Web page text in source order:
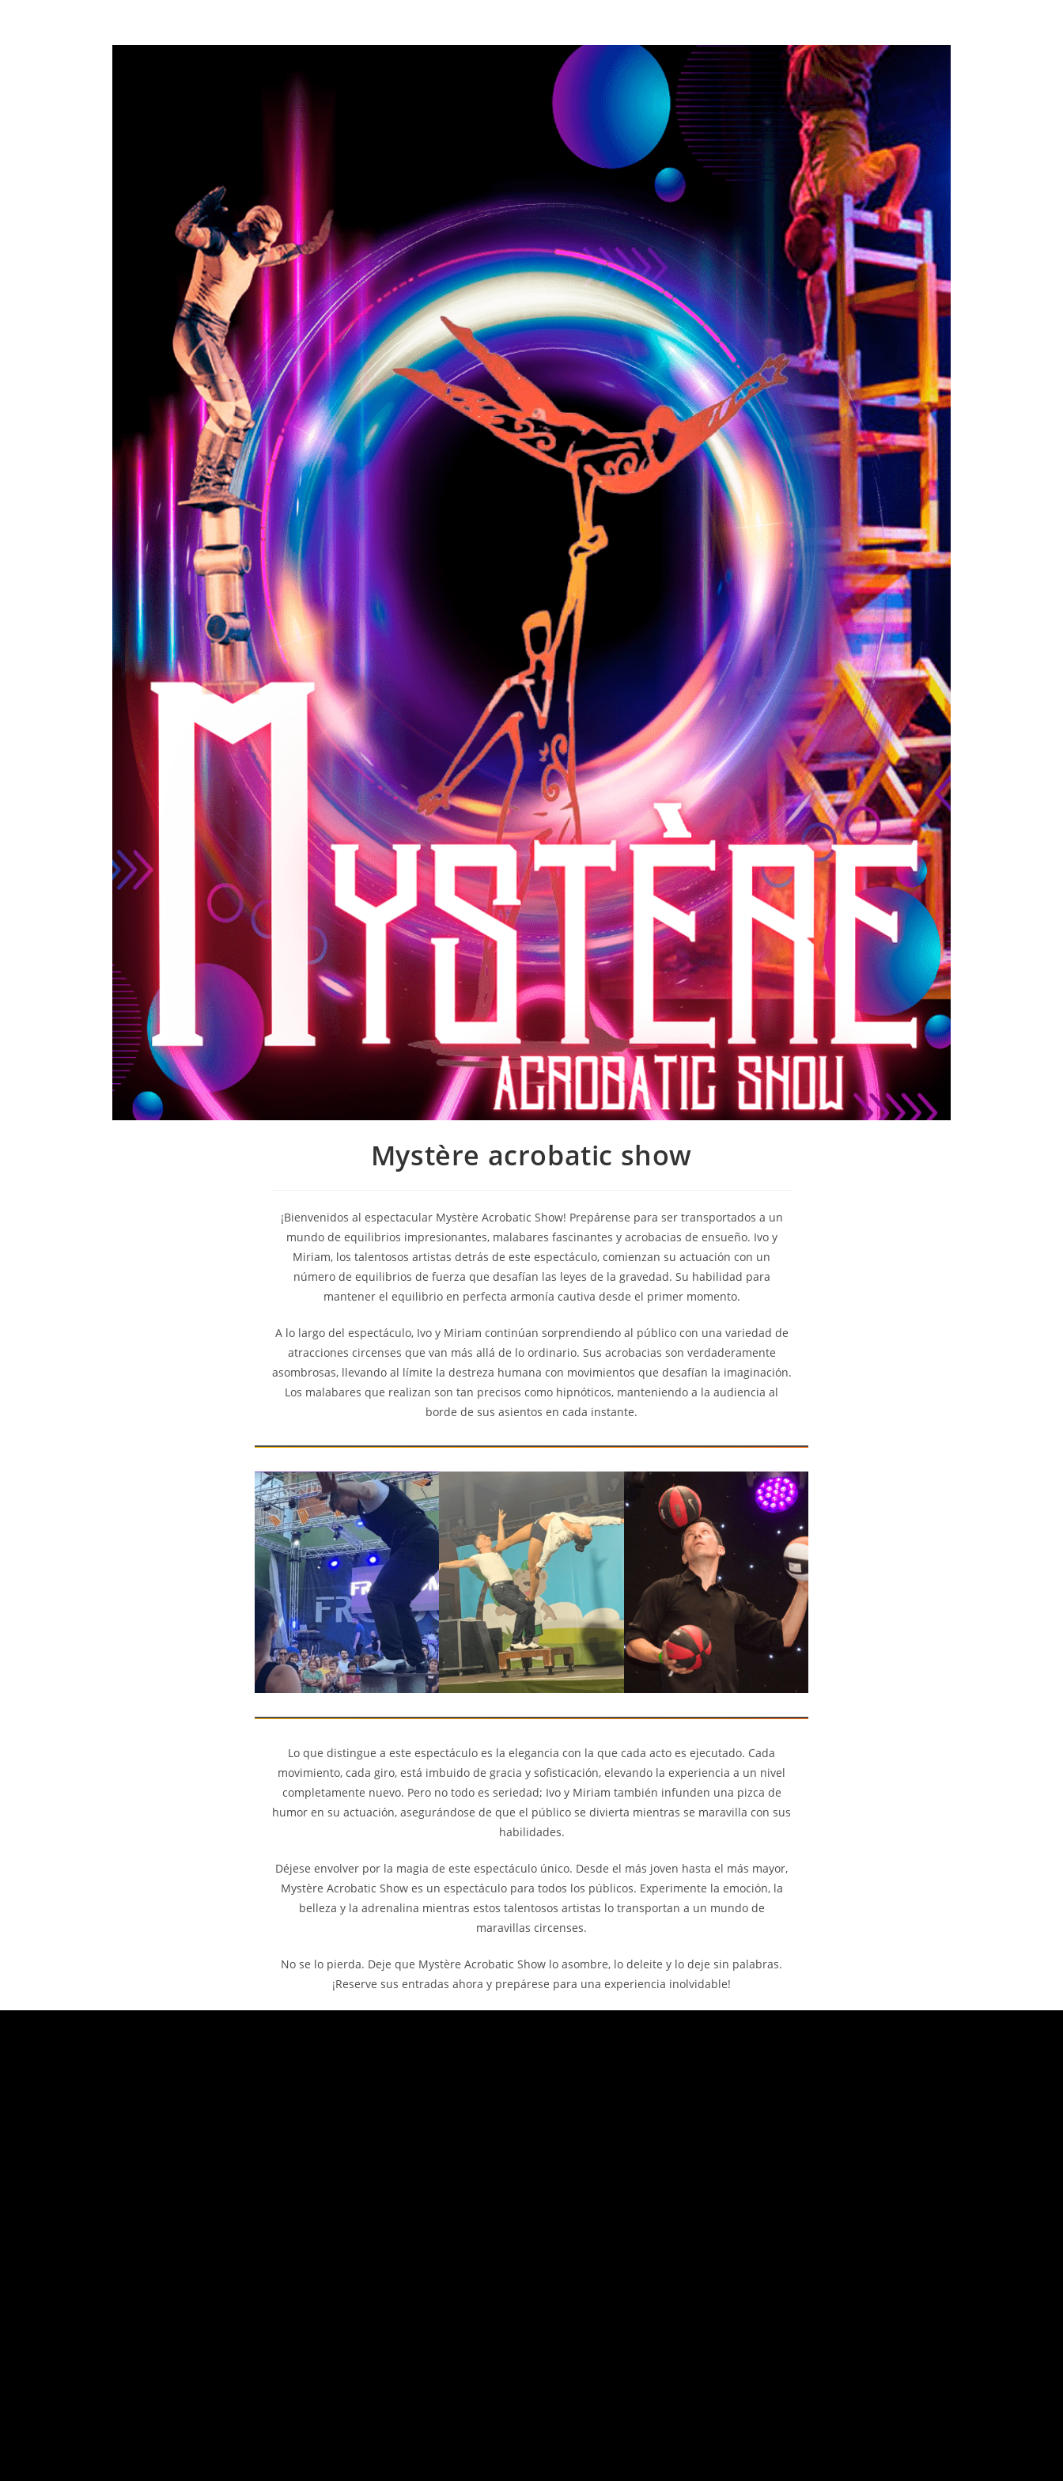
Mystère acrobatic show
¡Bienvenidos al espectacular Mystère Acrobatic Show! Prepárense para ser transportados a un
mundo de equilibrios impresionantes, malabares fascinantes y acrobacias de ensueño. Ivo y
Miriam, los talentosos artistas detrás de este espectáculo, comienzan su actuación con un
número de equilibrios de fuerza que desafían las leyes de la gravedad. Su habilidad para
mantener el equilibrio en perfecta armonía cautiva desde el primer momento.
A lo largo del espectáculo, Ivo y Miriam continúan sorprendiendo al público con una variedad de
atracciones circenses que van más allá de lo ordinario. Sus acrobacias son verdaderamente
asombrosas, llevando al límite la destreza humana con movimientos que desafían la imaginación.
Los malabares que realizan son tan precisos como hipnóticos, manteniendo a la audiencia al
borde de sus asientos en cada instante.
Lo que distingue a este espectáculo es la elegancia con la que cada acto es ejecutado. Cada
movimiento, cada giro, está imbuido de gracia y sofisticación, elevando la experiencia a un nivel
completamente nuevo. Pero no todo es seriedad; Ivo y Miriam también infunden una pizca de
humor en su actuación, asegurándose de que el público se divierta mientras se maravilla con sus
habilidades.
Déjese envolver por la magia de este espectáculo único. Desde el más joven hasta el más mayor,
Mystère Acrobatic Show es un espectáculo para todos los públicos. Experimente la emoción, la
belleza y la adrenalina mientras estos talentosos artistas lo transportan a un mundo de
maravillas circenses.
No se lo pierda. Deje que Mystère Acrobatic Show lo asombre, lo deleite y lo deje sin palabras.
¡Reserve sus entradas ahora y prepárese para una experiencia inolvidable!